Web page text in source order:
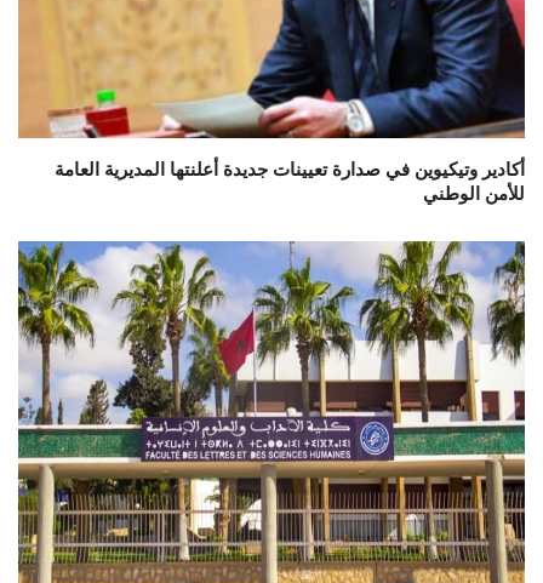
أكادير وتيكيوين في صدارة تعيينات جديدة أعلنتها المديرية العامة
للأمن الوطني